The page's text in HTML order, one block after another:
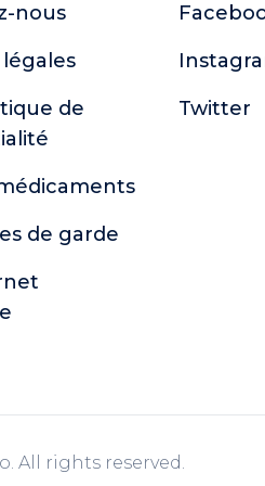
nous
de
de garde
Twitter
All rights reserved.